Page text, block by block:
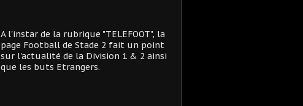
A l'instar de la rubrique "TELEFOOT", la
page Football de Stade 2 fait un point
sur l'actualité de la Division 1 & 2 ainsi
que les buts Etrangers.